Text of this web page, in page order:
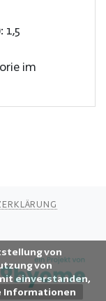
von
von
einverstanden,
Informationen
1,5
im